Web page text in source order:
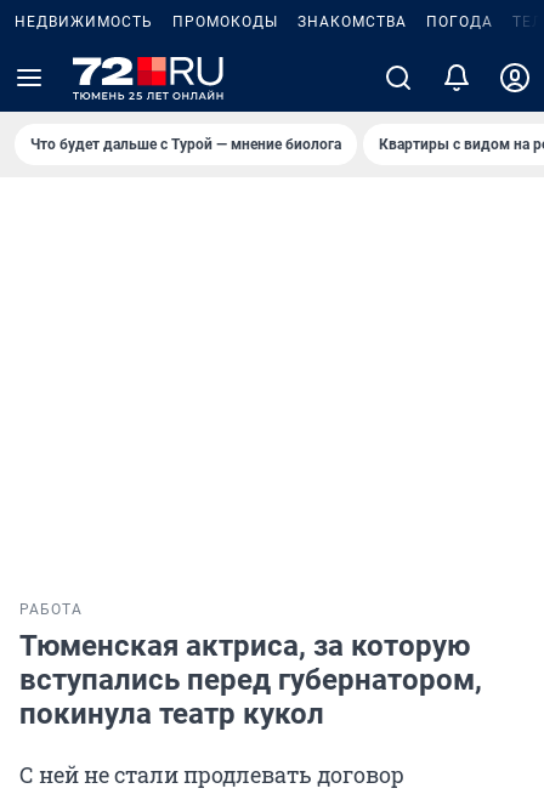
НЕДВИЖИМОСТЬ ПРОМОКОДЫ ЗНАКОМСТВА ПОГОДА
Что будет дальше с Турой — мнение биолога Квартиры с видом на
РАБОТА
Тюменская актриса, за которую
вступались перед губернатором,
покинула театр кукол
С ней не стали продлевать договор